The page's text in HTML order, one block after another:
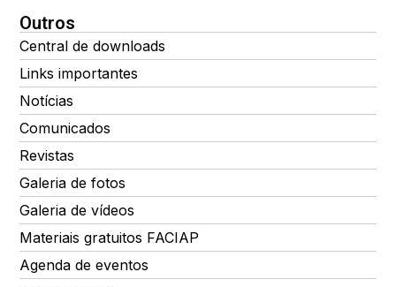
Outros
Central de downloads
Links importantes
Notícias
Comunicados
Revistas
Galeria de fotos
Galeria de vídeos
Materiais gratuitos FACIAP
Agenda de eventos